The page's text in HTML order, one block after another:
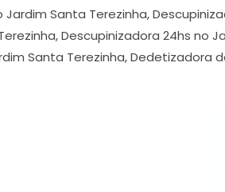
Jardim Santa Terezinha,
Descupinizadora 24hs no
Santa Terezinha, Dedetizadora